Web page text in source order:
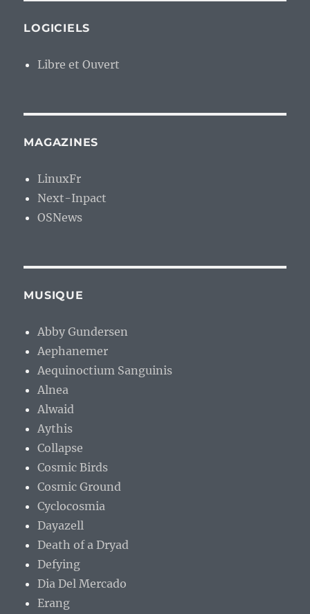
LOGICIELS
Libre et Ouvert
MAGAZINES
LinuxFr
Next-Inpact
OSNews
MUSIQUE
Abby Gundersen
Aephanemer
Aequinoctium Sanguinis
Alnea
Alwaid
Aythis
Collapse
Cosmic Birds
Cosmic Ground
Cyclocosmia
Dayazell
Death of a Dryad
Defying
Dia Del Mercado
Erang